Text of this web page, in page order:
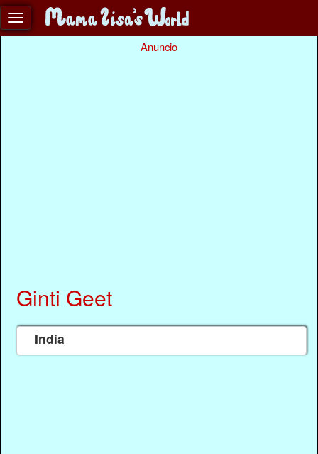
Anuncio
Ginti Geet
India